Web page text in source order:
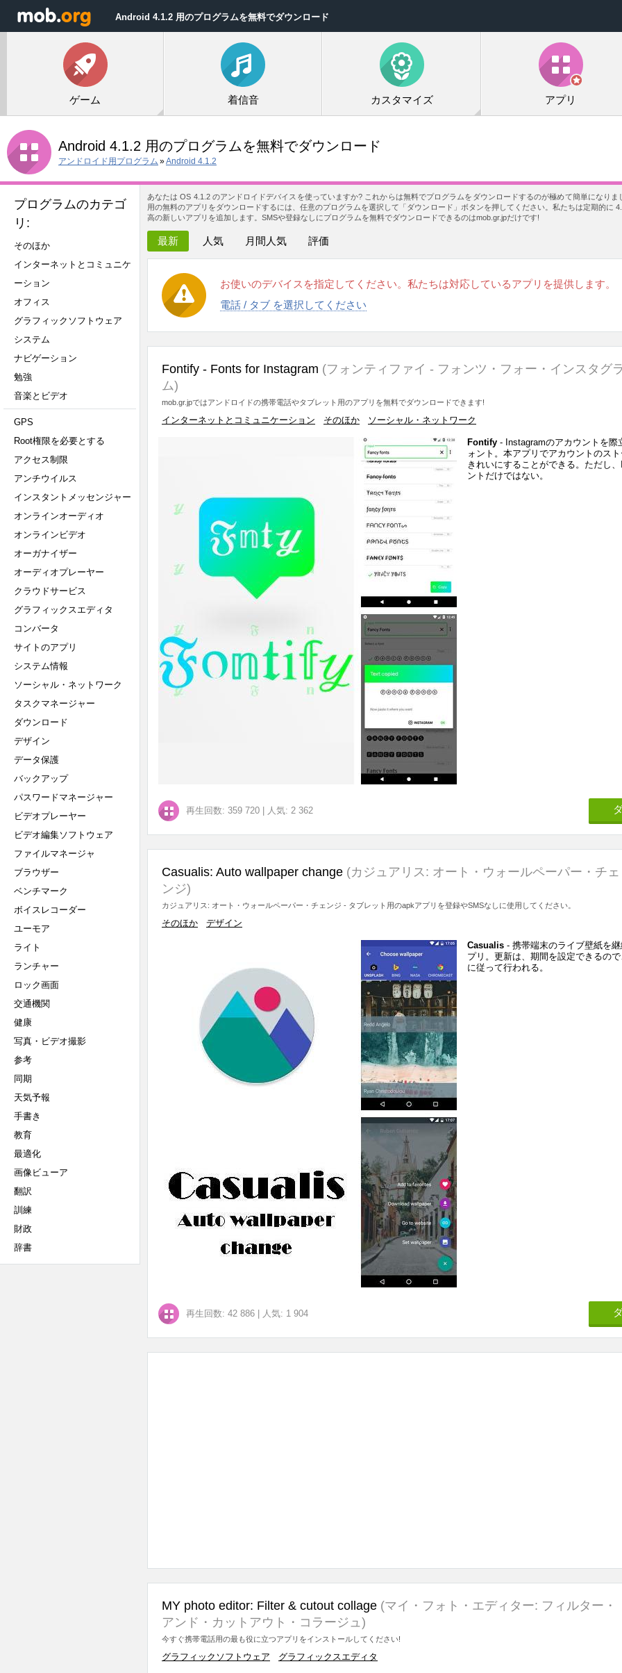
Android 4.1.2 用のプログラムを無料でダウンロード
ゲーム 着信音 カスタマイズ アプリ
Android 4.1.2 用のプログラムを無料でダウンロード
アンドロイド用プログラム »Android 4.1.2
プログラムのカテゴ
リ:
そのほか
インターネットとコミュニケ
ーション
オフィス
グラフィックソフトウェア
システム
ナビゲーション
勉強
音楽とビデオ
GPS
Root権限を必要とする
アクセス制限
アンチウイルス
インスタントメッセンジャー
オンラインオーディオ
オンラインビデオ
オーガナイザー
オーディオプレーヤー
クラウドサービス
グラフィックスエディタ
コンバータ
サイトのアプリ
システム情報
ソーシャル・ネットワーク
タスクマネージャー
ダウンロード
デザイン
データ保護
バックアップ
パスワードマネージャー
ビデオプレーヤー
ビデオ編集ソフトウェア
ファイルマネージャ
ブラウザー
ベンチマーク
ボイスレコーダー
ユーモア
ライト
ランチャー
ロック画面
交通機関
健康
写真・ビデオ撮影
参考
同期
天気予報
手書き
教育
最適化
画像ビューア
翻訳
訓練
財政
辞書
あなたは OS 4.1.2 のアンドロイドデバイスを使っていますか? これからは無料でプログラムをダウンロードするのが極めて簡単になりま
用の無料のアプリをダウンロードするには、任意のプログラムを選択して「ダウンロード」ボタンを押してください。私たちは定期的に
高の新しいアプリを追加します。SMSや登録なしにプログラムを無料でダウンロードできるのはmob.gr.jpだけです!
最新 人気 月間人気 評価
お使いのデバイスを指定してください。私たちは対応しているアプリを提供します。
電話 / タブ を選択してください
Fontify - Fonts for Instagram (フォンティファイ - フォンツ・フォー・インスタグラ
ム)
mob.gr.jpではアンドロイドの携帯電話やタブレット用のアプリを無料でダウンロードできます!
インターネットとコミュニケーション そのほか ソーシャル・ネットワーク
Fontify - Instagramのアカウントを際
ォント。本アプリでアカウントのス
きれいにすることができる。ただし
ントだけではない。
再生回数: 359 720 人気: 2 362
Casualis: Auto wallpaper change (カジュアリス: オート・ウォールペーパー・チェ
ンジ)
カジュアリス: オート・ウォールペーパー・チェンジ - タブレット用のapkアプリを登録やSMSなしに使用してください。
そのほか デザイン
Casualis - 携帯端末のライブ壁紙を
プリ。更新は、期間を設定できるの
に従って行われる。
再生回数: 42 886 人気: 1 904
MY photo editor: Filter & cutout collage (マイ・フォト・エディター: フィルター・
アンド・カットアウト・コラージュ)
今すぐ携帯電話用の最も役に立つアプリをインストールしてください!
グラフィックソフトウェア グラフィックスエディタ